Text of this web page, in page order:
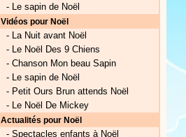
- Le sapin de Noël
Vidéos pour Noël
- La Nuit avant Noël
- Le Noël Des 9 Chiens
- Chanson Mon beau Sapin
- Le sapin de Noël
- Petit Ours Brun attends Noël
- Le Noël De Mickey
Actualités pour Noël
- Spectacles enfants à Noël